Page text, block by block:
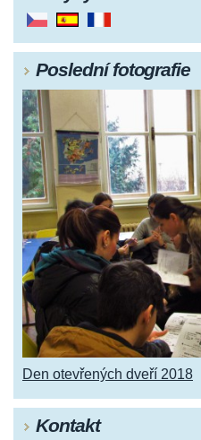
Poslední fotografie
Den otevřených dveří 2018
Kontakt